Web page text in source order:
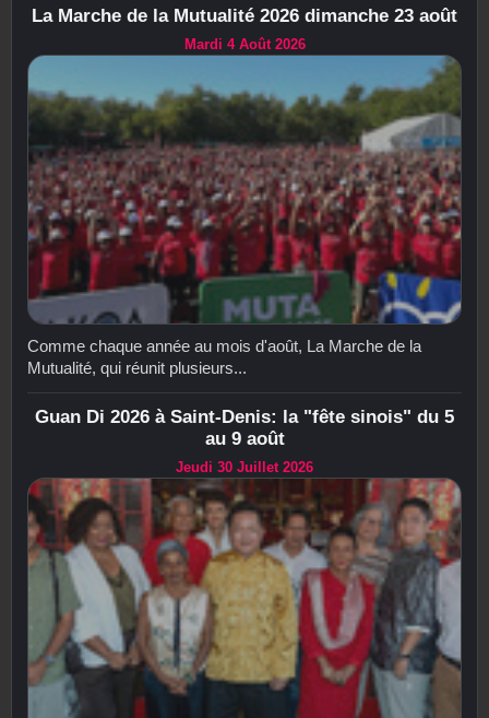
La Marche de la Mutualité 2026 dimanche 23 août
Mardi 4 Août 2026
Comme chaque année au mois d'août, La Marche de la
Mutualité, qui réunit plusieurs...
Guan Di 2026 à Saint-Denis: la "fête sinois" du 5
au 9 août
Jeudi 30 Juillet 2026